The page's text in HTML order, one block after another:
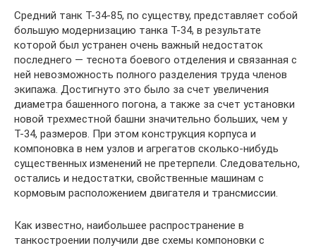
Средний танк Т-34-85, по существу, представляет собой
большую модернизацию танка Т-34, в результате
которой был устранен очень важный недостаток
последнего — теснота боевого отделения и связанная с
ней невозможность полного разделения труда членов
экипажа. Достигнуто это было за счет увеличения
диаметра башенного погона, а также за счет установки
новой трехместной башни значительно больших, чем у
Т-34, размеров. При этом конструкция корпуса и
компоновка в нем узлов и агрегатов сколько-нибудь
существенных изменений не претерпели. Следовательно,
остались и недостатки, свойственные машинам с
кормовым расположением двигателя и трансмиссии.
Как известно, наибольшее распространение в
танкостроении получили две схемы компоновки с